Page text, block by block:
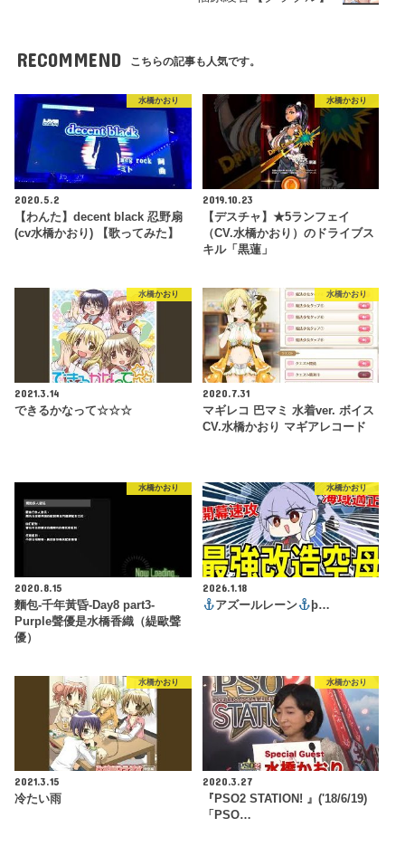
RECOMMEND こちらの記事も人気です。
水橋かおり
2020.5.2
【わんた】decent black 忍野扇
(cv水橋かおり) 【歌ってみた】
水橋かおり
2019.10.23
【デスチャ】★5ランフェイ
（CV.水橋かおり）のドライブス
キル「黒蓮」
水橋かおり
2021.3.14
できるかなって☆☆☆
水橋かおり
2020.7.31
マギレコ 巴マミ 水着ver. ボイス
CV.水橋かおり マギアレコード
水橋かおり
2020.8.15
麵包-千年黃昏-Day8 part3-
Purple聲優是水橋香織（緹歐聲
優）
水橋かおり
2026.1.18
アズールレーン
þ…
水橋かおり
2021.3.15
冷たい雨
水橋かおり
2020.3.27
『PSO2 STATION! 』('18/6/19)
「PSO…